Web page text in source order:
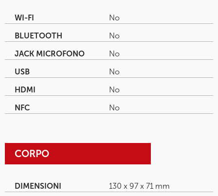
WI-FI
No
BLUETOOTH
No
JACK MICROFONO
No
USB
No
HDMI
No
NFC
No
CORPO
DIMENSIONI
130 x 97 x 71 mm